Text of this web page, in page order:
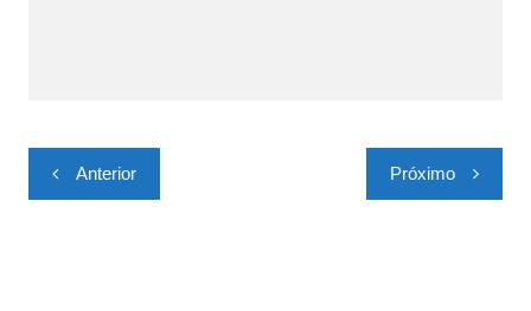
Navegação
de
Anterior Próximo